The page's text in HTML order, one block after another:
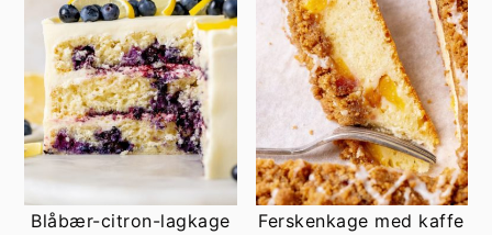
Blåbær-citron-lagkage
Ferskenkage med kaffe